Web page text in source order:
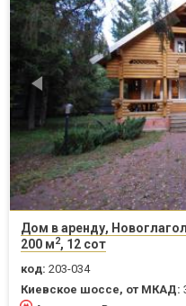
Дом в аренду,
200 м2, 12 сот
код: 203-034
Киевское шоссе, от МКАД: